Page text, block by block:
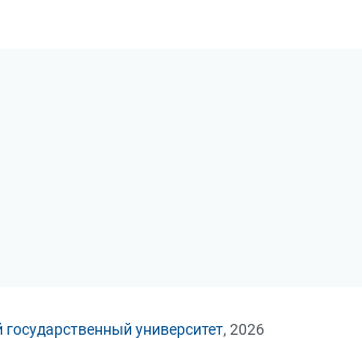
университет, 2026